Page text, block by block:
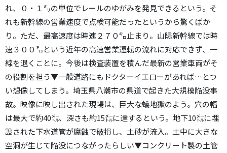
れ、０・１㍉の単位でレールのゆがみを発見できるという。そ
れも新幹線の営業速度で点検可能だったというから驚くばか
り。ただ、最高速度は時速２７０㌔止まり。山陽新幹線では時
速３００㌔という近年の高速営業運転の流れに対応できず、一
線を退くことに。今後は検査装置を積んだ最新の営業車両がそ
の役割を担う▼一般道路にもドクターイエローがあれば…とつ
い想像してしまう。埼玉県八潮市の県道で起きた大規模陥没事
故。映像に映し出された現場は、巨大な蟻地獄のよう。穴の幅
は最大で約40㍍、深さも約15㍍に達するという。地下10㍍に埋
設された下水道管が腐蝕で破損し、土砂が流入。土中に大きな
空洞が生じて陥没につながったらしい▼コンクリート製の土管